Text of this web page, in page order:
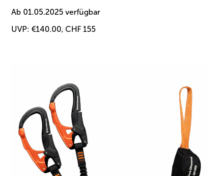
Ab 01.05.2025 verfügbar
UVP: €140.00, CHF 155